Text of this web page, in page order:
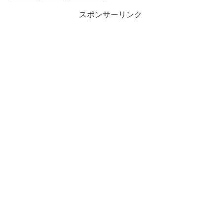
スポンサーリンク